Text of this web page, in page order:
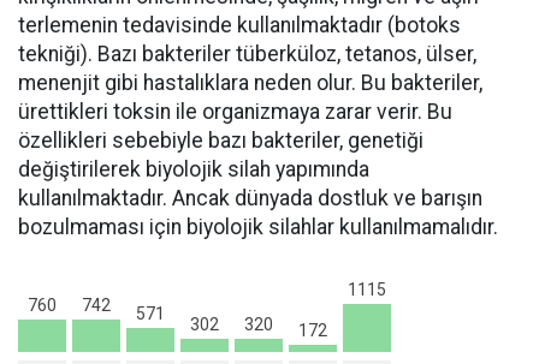
terlemenin tedavisinde kullanılmaktadır (botoks
tekniği). Bazı bakteriler tüberküloz, tetanos, ülser,
menenjit gibi hastalıklara neden olur. Bu bakteriler,
ürettikleri toksin ile organizmaya zarar verir. Bu
özellikleri sebebiyle bazı bakteriler, genetiği
değiştirilerek biyolojik silah yapımında
kullanılmaktadır. Ancak dünyada dostluk ve barışın
bozulmaması için biyolojik silahlar kullanılmamalıdır.
760 742 571
302 320 172
1115